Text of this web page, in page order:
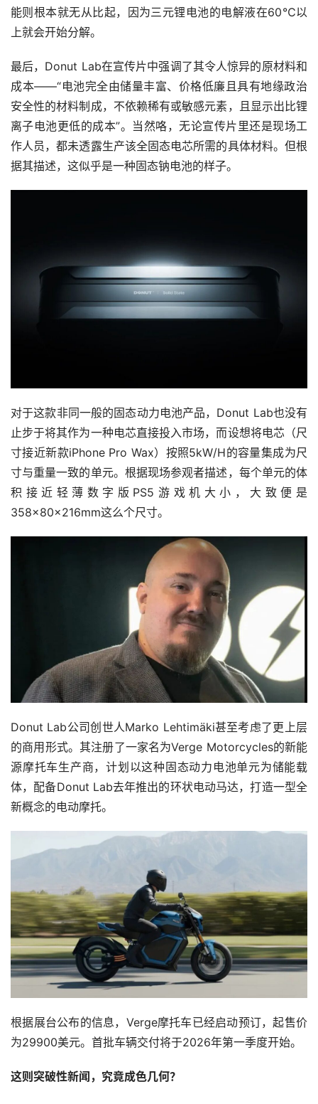
能则根本就无从比起，因为三元锂电池的电解液在60℃以
上就会开始分解。
最后，Donut Lab在宣传片中强调了其令人惊异的原材料和
成本——“电池完全由储量丰富、价格低廉且具有地缘政治
安全性的材料制成，不依赖稀有或敏感元素，且显示出比锂
离子电池更低的成本”。当然咯，无论宣传片里还是现场工
作人员，都未透露生产该全固态电芯所需的具体材料。但根
据其描述，这似乎是一种固态钠电池的样子。
对于这款非同一般的固态动力电池产品，Donut Lab也没有
止步于将其作为一种电芯直接投入市场，而设想将电芯（尺
寸接近新款iPhone Pro Wax）按照5kW/H的容量集成为尺
寸与重量一致的单元。根据现场参观者描述，每个单元的体
积接近轻薄数字版PS5游戏机大小，大致便是
358×80×216mm这么个尺寸。
Donut Lab公司创世人Marko Lehtimäki甚至考虑了更上层
的商用形式。其注册了一家名为Verge Motorcycles的新能
源摩托车生产商，计划以这种固态动力电池单元为储能载
体，配备Donut Lab去年推出的环状电动马达，打造一型全
新概念的电动摩托。
根据展台公布的信息，Verge摩托车已经启动预订，起售价
为29900美元。首批车辆交付将于2026年第一季度开始。
这则突破性新闻，究竟成色几何？